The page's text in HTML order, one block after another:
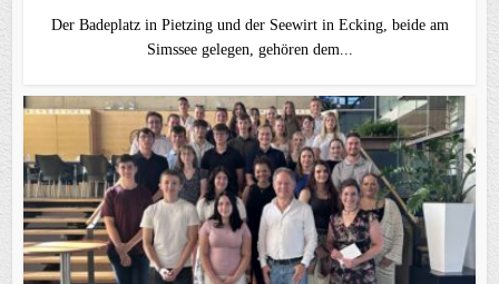
Der Badeplatz in Pietzing und der Seewirt in Ecking, beide am
Simssee gelegen, gehören dem...